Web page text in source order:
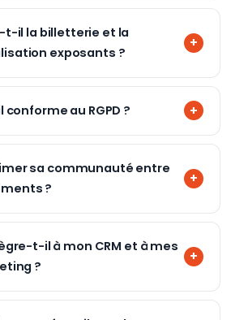
t-il la billetterie et la
exposants ?
au RGPD ?
sa communauté entre
?
t-il à mon CRM et à mes
?